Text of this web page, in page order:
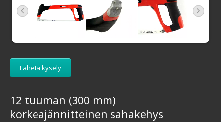
Lähetä kysely
12 tuuman (300 mm)
korkeajännitteinen sahakehys